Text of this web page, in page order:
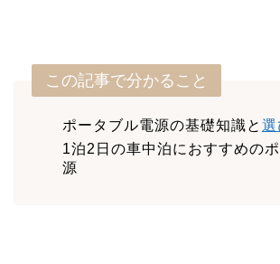
この記事で分かること
ポータブル電源の基礎知識と 選
1泊2日の車中泊におすすめの
源